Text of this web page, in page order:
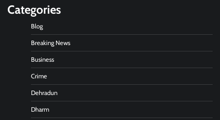
Categories
Blog
Breaking News
Business
Crime
Dehradun
Dharm